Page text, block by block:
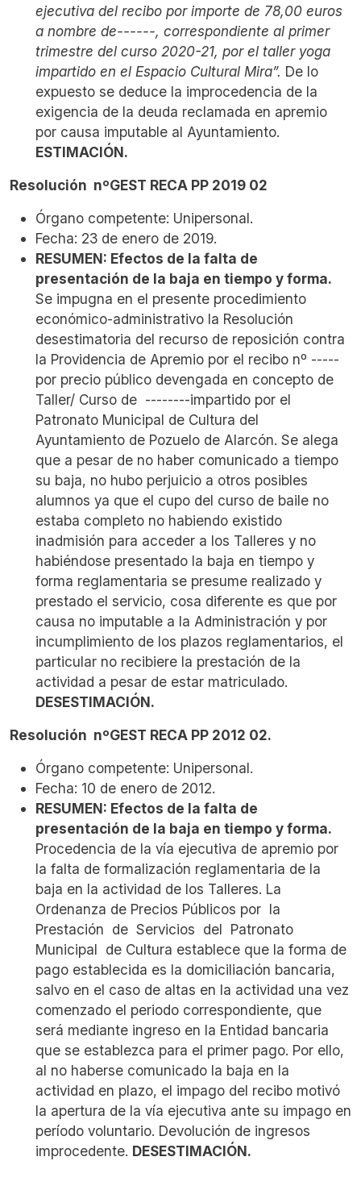
ejecutiva del recibo por importe de 78,00 euros
a nombre de------, correspondiente al primer
trimestre del curso 2020-21, por el taller yoga
impartido en el Espacio Cultural Mira”. De lo
expuesto se deduce la improcedencia de la
exigencia de la deuda reclamada en apremio
por causa imputable al Ayuntamiento.
ESTIMACIÓN.
Resolución nºGEST RECA PP 2019 02
Órgano competente: Unipersonal.
Fecha: 23 de enero de 2019.
RESUMEN: Efectos de la falta de
presentación de la baja en tiempo y forma.
Se impugna en el presente procedimiento
económico-administrativo la Resolución
desestimatoria del recurso de reposición contra
la Providencia de Apremio por el recibo nº -----
por precio público devengada en concepto de
Taller/ Curso de --------impartido por el
Patronato Municipal de Cultura del
Ayuntamiento de Pozuelo de Alarcón. Se alega
que a pesar de no haber comunicado a tiempo
su baja, no hubo perjuicio a otros posibles
alumnos ya que el cupo del curso de baile no
estaba completo no habiendo existido
inadmisión para acceder a los Talleres y no
habiéndose presentado la baja en tiempo y
forma reglamentaria se presume realizado y
prestado el servicio, cosa diferente es que por
causa no imputable a la Administración y por
incumplimiento de los plazos reglamentarios, el
particular no recibiere la prestación de la
actividad a pesar de estar matriculado.
DESESTIMACIÓN.
Resolución nºGEST RECA PP 2012 02.
Órgano competente: Unipersonal.
Fecha: 10 de enero de 2012.
RESUMEN: Efectos de la falta de
presentación de la baja en tiempo y forma.
Procedencia de la vía ejecutiva de apremio por
la falta de formalización reglamentaria de la
baja en la actividad de los Talleres. La
Ordenanza de Precios Públicos por la
Prestación de Servicios del Patronato
Municipal de Cultura establece que la forma de
pago establecida es la domiciliación bancaria,
salvo en el caso de altas en la actividad una vez
comenzado el periodo correspondiente, que
será mediante ingreso en la Entidad bancaria
que se establezca para el primer pago. Por ello,
al no haberse comunicado la baja en la
actividad en plazo, el impago del recibo motivó
la apertura de la vía ejecutiva ante su impago en
período voluntario. Devolución de ingresos
improcedente. DESESTIMACIÓN.